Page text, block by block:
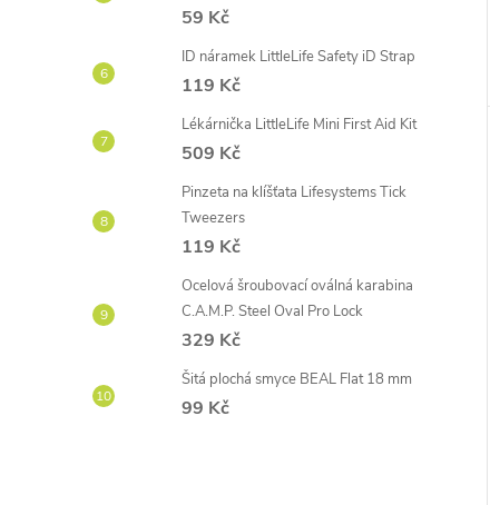
59 Kč
ID náramek LittleLife Safety iD Strap
119 Kč
Lékárnička LittleLife Mini First Aid Kit
509 Kč
Pinzeta na klíšťata Lifesystems Tick
Tweezers
119 Kč
Ocelová šroubovací oválná karabina
C.A.M.P. Steel Oval Pro Lock
329 Kč
Šitá plochá smyce BEAL Flat 18 mm
99 Kč